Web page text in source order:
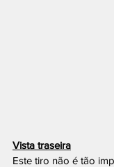
Vista traseira
Este tiro não é tão